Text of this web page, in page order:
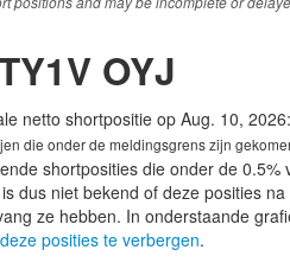
OYJ
netto shortpositie op Aug. 10,
die onder de meldingsgrens zijn
shortposities die onder de
dus niet bekend of deze posities
ze hebben. In onderstaande
posities te verbergen.